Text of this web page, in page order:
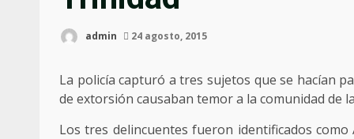
admin 24 agosto, 2015
La policía capturó a tres sujetos que se hacían
de extorsión causaban temor a la comunidad de
Los tres delincuentes fueron identificados